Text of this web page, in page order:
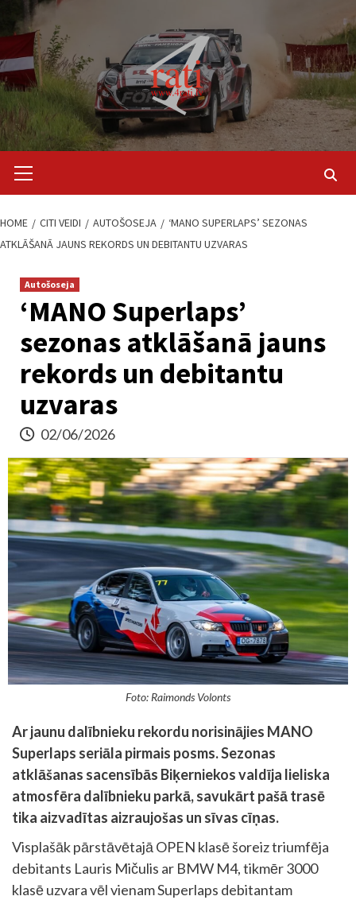
content
Menu
HOME CITI VEIDI AUTOŠOSEJA
‘MANO SUPERLAPS’ SEZONAS
ATKLĀŠANĀ JAUNS REKORDS UN DEBITANTU UZVARAS
Autošoseja
‘MANO Superlaps’
sezonas atklāšanā jauns
rekords un debitantu
uzvaras
02/06/2026
Foto: Raimonds Volonts
Ar jaunu dalībnieku rekordu norisinājies MANO
Superlaps seriāla pirmais posms. Sezonas
atklāšanas sacensībās Biķerniekos valdīja lieliska
atmosfēra dalībnieku parkā, savukārt pašā trasē
tika aizvadītas aizraujošas un sīvas cīņas.
Visplašāk pārstāvētajā OPEN klasē šoreiz triumfēja
debitants Lauris Mičulis ar BMW M4, tikmēr 3000
klasē uzvara vēl vienam Superlaps debitantam